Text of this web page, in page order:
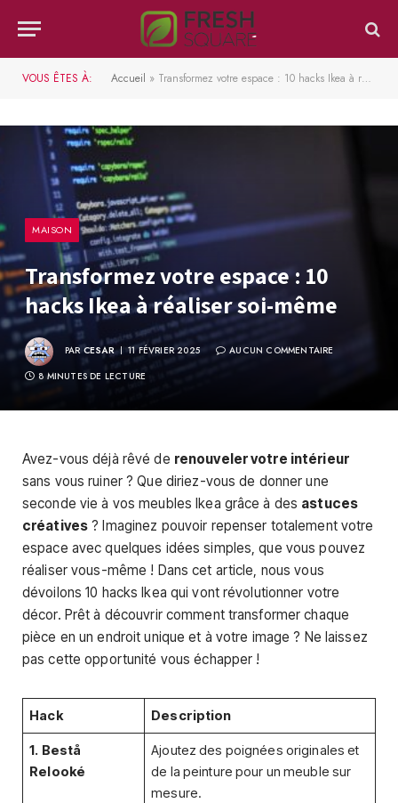
VOUS ÊTES À: Accueil » Transformez votre espace : 10 hacks Ikea à réaliser soi-même
MAISON
Transformez votre espace : 10
hacks Ikea à réaliser soi-même
PAR CESAR 11 FÉVRIER 2025
AUCUN COMMENTAIRE
8 MINUTES DE LECTURE
Avez-vous déjà rêvé de renouveler votre intérieur
sans vous ruiner ? Que diriez-vous de donner une
seconde vie à vos meubles Ikea grâce à des astuces
créatives ? Imaginez pouvoir repenser totalement votre
espace avec quelques idées simples, que vous pouvez
réaliser vous-même ! Dans cet article, nous vous
dévoilons 10 hacks Ikea qui vont révolutionner votre
décor. Prêt à découvrir comment transformer chaque
pièce en un endroit unique et à votre image ? Ne laissez
pas cette opportunité vous échapper !
Hack Description
1. Bestå
Relooké
Ajoutez des poignées originales et
de la peinture pour un meuble sur
mesure.